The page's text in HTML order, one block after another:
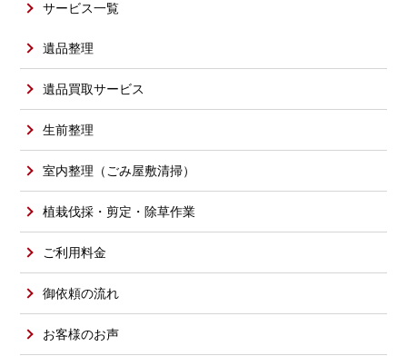
サービス一覧
遺品整理
遺品買取サービス
生前整理
室内整理（ごみ屋敷清掃）
植栽伐採・剪定・除草作業
ご利用料金
御依頼の流れ
お客様のお声